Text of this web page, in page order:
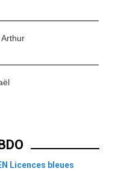
Arthur
Licences bleues